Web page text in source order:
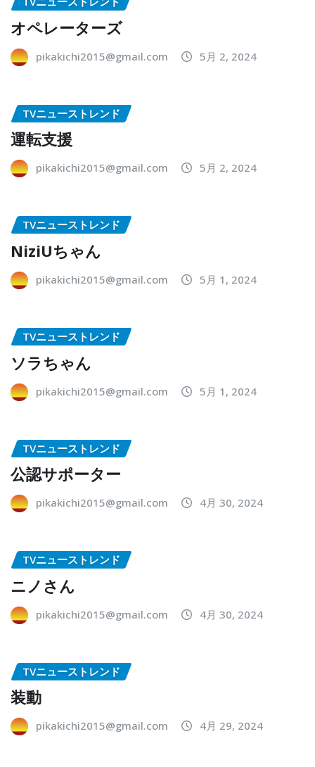
オペレーターズ
pikakichi2015@gmail.com 5月 2, 2024
TVニューストレンド
運転支援
pikakichi2015@gmail.com 5月 2, 2024
TVニューストレンド
NiziUちゃん
pikakichi2015@gmail.com 5月 1, 2024
TVニューストレンド
ソラちゃん
pikakichi2015@gmail.com 5月 1, 2024
TVニューストレンド
公認サポーター
pikakichi2015@gmail.com 4月 30, 2024
TVニューストレンド
ニノさん
pikakichi2015@gmail.com 4月 30, 2024
TVニューストレンド
装動
pikakichi2015@gmail.com 4月 29, 2024